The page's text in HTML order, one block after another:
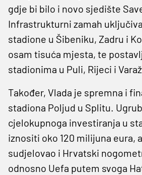
gdje bi bilo i novo sjedište
Infrastrukturni zamah
stadione u Šibeniku, Zadru i
osam tisuća mjesta, te
stadionima u Puli, Rijeci i
Također, Vlada je spremna i
stadiona Poljud u Splitu.
cjelokupnoga investiranja u
iznositi oko 120 milijuna eura,
sudjelovao i Hrvatski
odnosno Uefa putem svoga